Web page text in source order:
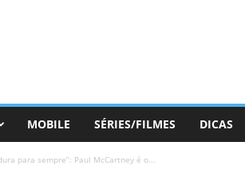
MOBILE SÉRIES/FILMES DICAS
para sempre”: Paul McCartney é o...